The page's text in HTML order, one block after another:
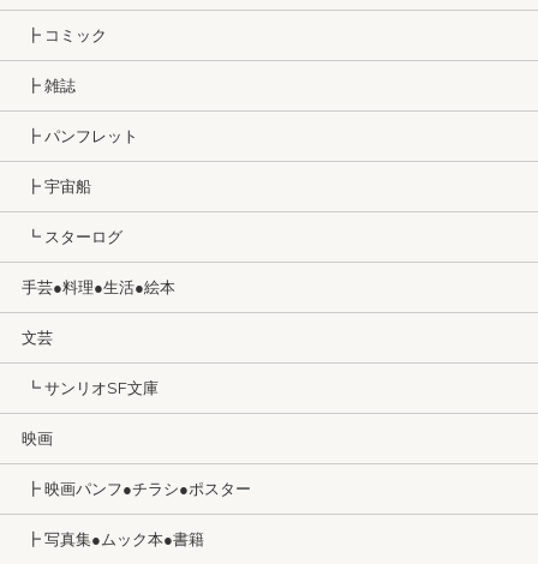
┣ コミック
┣ 雑誌
┣ パンフレット
┣ 宇宙船
┗ スターログ
手芸●料理●生活●絵本
文芸
┗ サンリオSF文庫
映画
┣ 映画パンフ●チラシ●ポスター
┣ 写真集●ムック本●書籍